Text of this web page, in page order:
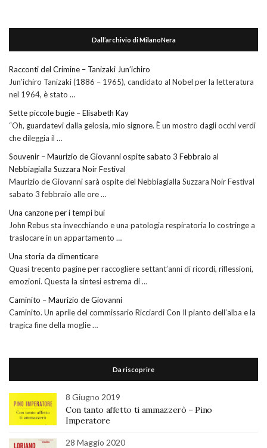
Dall’archivio di MilanoNera
Racconti del Crimine – Tanizaki Jun’ichiro
Jun’ichiro Tanizaki (1886 – 1965), candidato al Nobel per la letteratura
nel 1964, è stato …
Sette piccole bugie – Elisabeth Kay
“Oh, guardatevi dalla gelosia, mio signore. È un mostro dagli occhi verdi
che dileggia il …
Souvenir – Maurizio de Giovanni ospite sabato 3 Febbraio al
Nebbiagialla Suzzara Noir Festival
Maurizio de Giovanni sarà ospite del Nebbiagialla Suzzara Noir Festival
sabato 3 febbraio alle ore …
Una canzone per i tempi bui
John Rebus sta invecchiando e una patologia respiratoria lo costringe a
traslocare in un appartamento …
Una storia da dimenticare
Quasi trecento pagine per raccogliere settant’anni di ricordi, riflessioni,
emozioni. Questa la sintesi estrema di …
Caminito – Maurizio de Giovanni
Caminito. Un aprile del commissario Ricciardi Con Il pianto dell’alba e la
tragica fine della moglie …
Da riscoprire
8 Giugno 2019
Con tanto affetto ti ammazzerò – Pino
Imperatore
28 Maggio 2020